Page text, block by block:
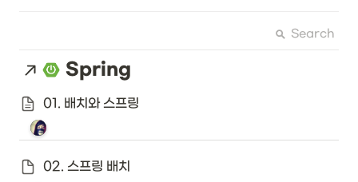
Search
Spring
01. 배치와 스프링
02. 스프링 배치